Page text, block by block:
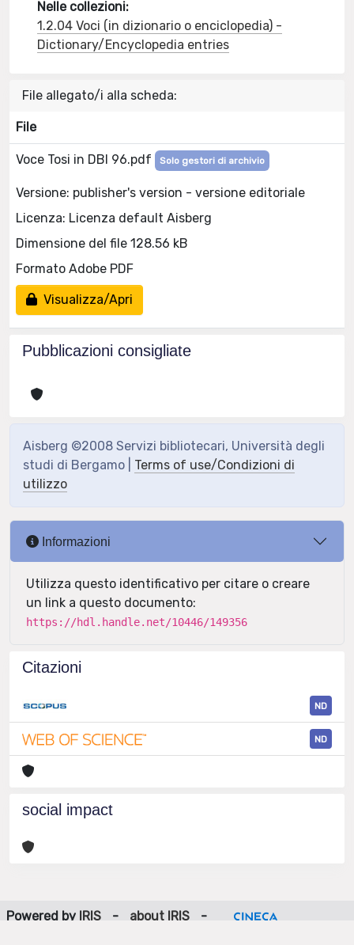
Nelle collezioni:
1.2.04 Voci (in dizionario o enciclopedia) -
Dictionary/Encyclopedia entries
File allegato/i alla scheda:
File
Voce Tosi in DBI 96.pdf Solo gestori di archivio
Versione: publisher's version - versione editoriale
Licenza: Licenza default Aisberg
Dimensione del file 128.56 kB
Formato Adobe PDF
Visualizza/Apri
Pubblicazioni consigliate
Aisberg ©2008 Servizi bibliotecari, Università degli
studi di Bergamo | Terms of use/Condizioni di
utilizzo
Informazioni
Utilizza questo identificativo per citare o creare
un link a questo documento:
https://hdl.handle.net/10446/149356
Citazioni
ND
ND
social impact
Powered by IRIS - about IRIS
-